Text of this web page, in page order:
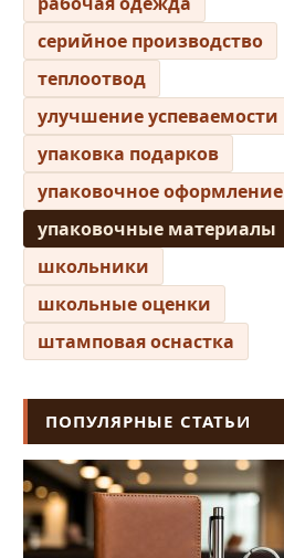
серийное производство
теплоотвод
улучшение успеваемости
упаковка подарков
упаковочное оформление
упаковочные материалы
школьники
школьные оценки
штамповая оснастка
ПОПУЛЯРНЫЕ СТАТЬИ